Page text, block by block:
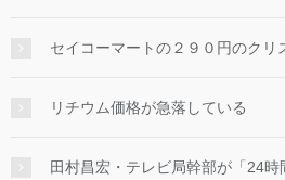
セイコーマートの２９０円のクリ
リチウム価格が急落している
田村昌宏・テレビ局幹部が「24